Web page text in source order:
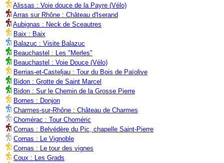
Alissas : Voie douce de la Payre (Vélo)
Arras sur Rhône : Château d'Iserand
Aubignas : Neck de Sceautres
Baix : Baix
Balazuc : Visite Balazuc
Beauchastel : Les "Merles"
Beauchastel : Voie Douce (Vélo)
Berrias-et-Casteljau : Tour du Bois de Païolive
Bidon : Grotte de Saint Marcel
Bidon : Sur le Chemin de la Grosse Pierre
Bornes : Donjon
Charmes-sur-Rhône : Château de Charmes
Chomérac : Tour Choméric
Cornas : Belvédère du Pic, chapelle Saint-Pierre
Cornas : Le Vignoble
Cornas : Le tour des vignes
Coux : Les Grads